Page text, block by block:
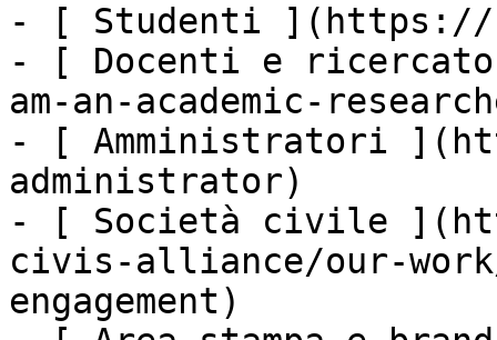
- [ Studenti ](https://
- [ Docenti e
am-an-academic-
- [ Amministratori
administrator)
- [ Società civile
civis-alliance/our-
engagement)